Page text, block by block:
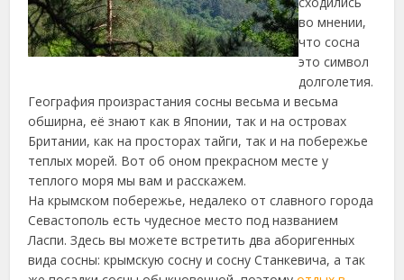
во мнении,
что сосна
это символ
долголетия.
География произрастания сосны весьма и весьма
обширна, её знают как в Японии, так и на островах
Британии, как на просторах тайги, так и на побережье
теплых морей. Вот об оном прекрасном месте у
теплого моря мы вам и расскажем.
На крымском побережье, недалеко от славного города
Севастополь есть чудесное место под названием
Ласпи. Здесь вы можете встретить два аборигенных
вида сосны: крымскую сосну и сосну Станкевича, а так